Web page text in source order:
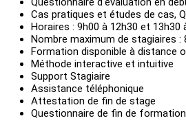
Cas pratiques et études de cas,
Horaires : 9h00 à 12h30 et 13h30
Nombre maximum de stagiaires :
Formation disponible à distance
Méthode interactive et intuitive
Support Stagiaire
Assistance téléphonique
Attestation de fin de stage
Questionnaire de fin de formation